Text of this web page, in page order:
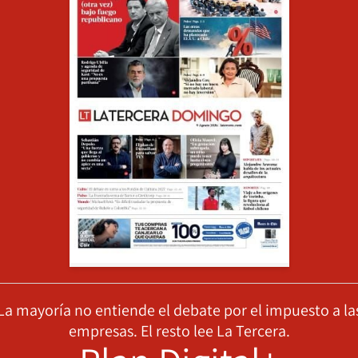
mayoría no entiende el debate por el impuesto a
empresas. El resto lee La Tercera.